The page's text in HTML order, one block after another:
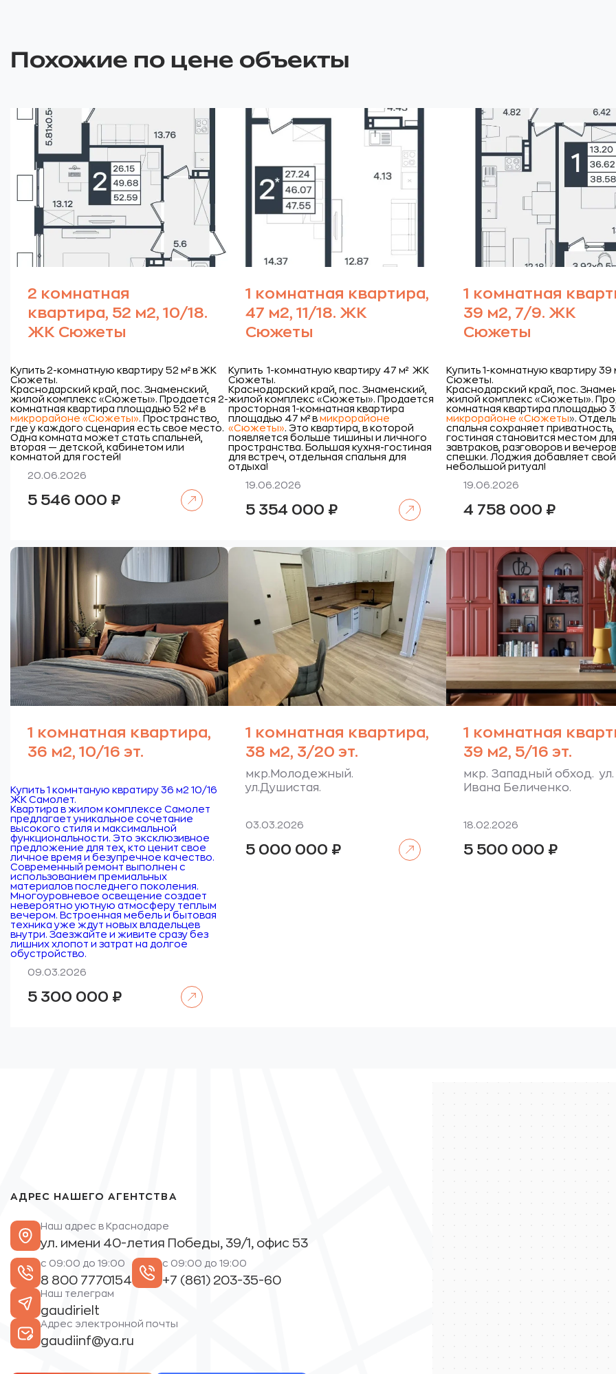
Похожие по цене объекты
2 комнатная
квартира, 52 м2, 10/18.
ЖК Сюжеты
Купить 2-комнатную квартиру 52 м² в ЖК
Сюжеты.
Краснодарский край, пос. Знаменский,
жилой комплекс «Сюжеты». Продается 2-
комнатная квартира площадью 52 м² в
микрорайоне «Сюжеты». Пространство,
где у каждого сценария есть свое место.
Одна комната может стать спальней,
вторая — детской, кабинетом или
комнатой для гостей!
20.06.2026
5 546 000 ₽
1 комнатная квартира,
47 м2, 11/18. ЖК
Сюжеты
Купить 1-комнатную квартиру 47 м² ЖК
Сюжеты.
Краснодарский край, пос. Знаменский,
жилой комплекс «Сюжеты». Продается
просторная 1-комнатная квартира
площадью 47 м² в микрорайоне
«Сюжеты». Это квартира, в которой
появляется больше тишины и личного
пространства. Большая кухня-гостиная
для встреч, отдельная спальня для
отдыха!
19.06.2026
5 354 000 ₽
1 комнатная
39 м2, 7/9. ЖК
Сюжеты
Купить 1-комнатную квартиру 39
Сюжеты.
Краснодарский край, пос.
жилой комплекс «Сюжеты».
комнатная квартира площадью
микрорайоне «Сюжеты».
спальня сохраняет приватность,
гостиная становится местом для
завтраков, разговоров и
спешки. Лоджия добавляет свой
небольшой ритуал!
19.06.2026
4 758 000 ₽
1 комнатная квартира,
36 м2, 10/16 эт.
Купить 1 комнтаную квратиру 36 м2 10/16
ЖК Самолет.
Квартира в жилом комплексе Самолет
предлагает уникальное сочетание
высокого стиля и максимальной
функциональности. Это эксклюзивное
предложение для тех, кто ценит свое
личное время и безупречное качество.
Современный ремонт выполнен с
использованием премиальных
материалов последнего поколения.
Многоуровневое освещение создает
невероятно уютную атмосферу теплым
вечером. Встроенная мебель и бытовая
техника уже ждут новых владельцев
внутри. Заезжайте и живите сразу без
лишних хлопот и затрат на долгое
обустройство.
09.03.2026
5 300 000 ₽
1 комнатная квартира,
38 м2, 3/20 эт.
мкр.Молодежный.
ул.Душистая.
03.03.2026
5 000 000 ₽
1 комнатная
39 м2, 5/16 эт.
мкр. Западный обход. ул.
Ивана Беличенко.
18.02.2026
5 500 000 ₽
АДРЕС НАШЕГО АГЕНТСТВА
Наш адрес в Краснодаре
ул. имени 40-летия Победы, 39/1, офис 53
с 09:00 до 19:00
8 800 7770154
с 09:00 до 19:00
+7 (861) 203-35-60
Наш телеграм
gaudirielt
Адрес электронной почты
gaudiinf@ya.ru